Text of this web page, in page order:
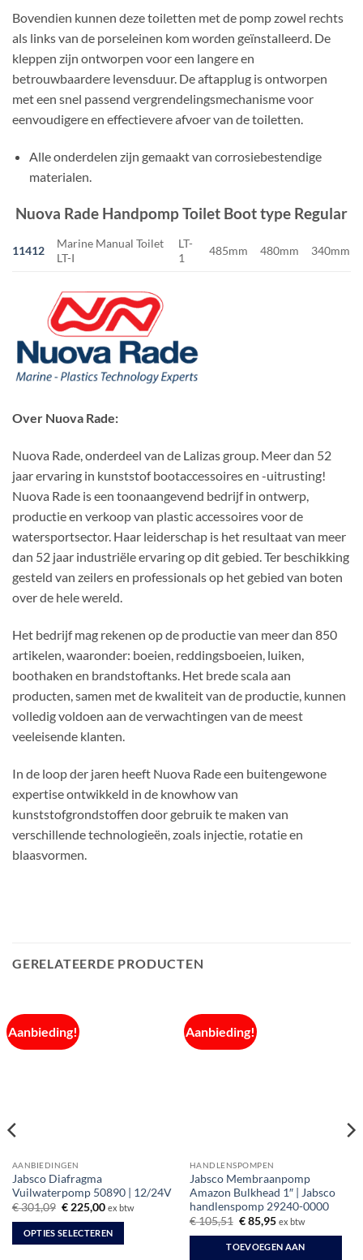
Bovendien kunnen deze toiletten met de pomp zowel rechts
als links van de porseleinen kom worden geïnstalleerd. De
kleppen zijn ontworpen voor een langere en
betrouwbaardere levensduur. De aftapplug is ontworpen
met een snel passend vergrendelingsmechanisme voor
eenvoudigere en effectievere afvoer van de toiletten.
Alle onderdelen zijn gemaakt van corrosiebestendige
materialen.
Nuova Rade Handpomp Toilet Boot type Regular
11412
Marine Manual Toilet
LT-I
LT-
1
485mm 480mm 340mm
Over Nuova Rade:
Nuova Rade, onderdeel van de Lalizas group. Meer dan 52
jaar ervaring in kunststof bootaccessoires en -uitrusting!
Nuova Rade is een toonaangevend bedrijf in ontwerp,
productie en verkoop van plastic accessoires voor de
watersportsector. Haar leiderschap is het resultaat van meer
dan 52 jaar industriële ervaring op dit gebied. Ter beschikking
gesteld van zeilers en professionals op het gebied van boten
over de hele wereld.
Het bedrijf mag rekenen op de productie van meer dan 850
artikelen, waaronder: boeien, reddingsboeien, luiken,
boothaken en brandstoftanks. Het brede scala aan
producten, samen met de kwaliteit van de productie, kunnen
volledig voldoen aan de verwachtingen van de meest
veeleisende klanten.
In de loop der jaren heeft Nuova Rade een buitengewone
expertise ontwikkeld in de knowhow van
kunststofgrondstoffen door gebruik te maken van
verschillende technologieën, zoals injectie, rotatie en
blaasvormen.
GERELATEERDE PRODUCTEN
Aanbieding!
AANBIEDINGEN
Jabsco Diafragma
Vuilwaterpomp 50890 | 12/24V
€301,09 Oorspronkelijke
was:
€ 301,09.
€225,00Huidige
is:
€ 225,00.
ex btw
OPTIES SELECTEREN
Aanbieding!
HANDLENSPOMPEN
Jabsco Membraanpomp
Amazon Bulkhead 1″ | Jabsco
handlenspomp 29240-0000
€105,51 Oorspronkelijke
was:
€ 105,51.
€85,95Huidige
is:
€ 85,95.
ex btw
TOEVOEGEN AAN